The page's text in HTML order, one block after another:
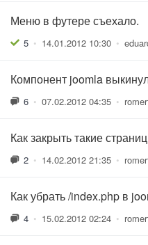
Меню в футере съехало.
5 • 14.01.2012 10:30 •
Компонент joomla
6 • 07.02.2012 04:35 •
Как закрыть такие
2 • 14.02.2012 21:35 •
Как убрать /index.php в
4 • 15.02.2012 02:24 •